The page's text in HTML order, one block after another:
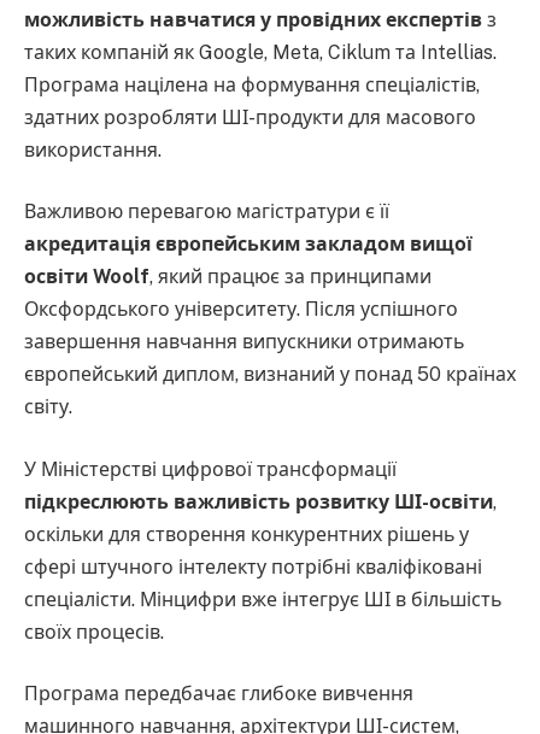
можливість навчатися у провідних експертів з
таких компаній як Google, Meta, Ciklum та Intellias.
Програма націлена на формування спеціалістів,
здатних розробляти ШІ-продукти для масового
використання.
Важливою перевагою магістратури є її
акредитація європейським закладом вищої
освіти Woolf, який працює за принципами
Оксфордського університету. Після успішного
завершення навчання випускники отримають
європейський диплом, визнаний у понад 50 країнах
світу.
У Міністерстві цифрової трансформації
підкреслюють важливість розвитку ШІ-освіти,
оскільки для створення конкурентних рішень у
сфері штучного інтелекту потрібні кваліфіковані
спеціалісти. Мінцифри вже інтегрує ШІ в більшість
своїх процесів.
Програма передбачає глибоке вивчення
машинного навчання, архітектури ШІ-систем,